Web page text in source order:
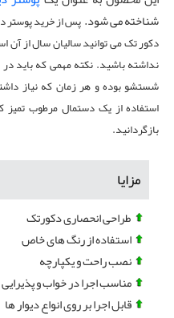
شناخته می شود.
دکور تک می توانید سالیان سال از آن
نداشته باشید.نکته مهمی که باید
شستشو بوده و هر زمان که نیاز
استفاده از یک دستمال مرطوب تمیز
بازگردانید.
مزایا
طراحی انحصاری دکورتک
استفاده از رنگ های خاص
نصب راحت و یکپارچه
مناسب اجرا در خواب و پذیرایی
قابل اجرا بر روی انواع دیوار ها